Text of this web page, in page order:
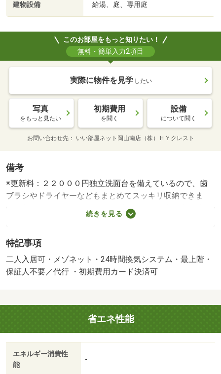
建物設備 給湯、庭、専用庭
このお部屋をもっと知りたい！
無料・簡単入力2項目
実際に物件を見学 したい
写真
をもっと見たい
初期費用
を聞く
設備
について聞く
お問い合わせ先 いい部屋ネット岡山南店（株）ＨＹクレスト
備考
※更新料：２２０００円独立洗面台を備えているので、歯
ブラシやドライヤーなどもまとめてスッキリ収納できま
す。収納はクロゼット・シューズボックス・全居室収納な
ど豊富なので、衣類や履き物の整理がしやすく便利です。
話することができます。今なら駐車場に空きあり、お車を
お持ちの方に。駐輪場が利用可能な物件です。梅雨のジメ
ジメした湿気も、エアコン付きのアパートなら安心です。
Ｋの物件はいかがでしょうか。敷地内ごみ置き場があるの
とないのでは、利便性が全く違います（＾＾）・賃貸保証
等：加入要（初期費用：賃料総額の５０％（最低保証料２
００００円）、振替手数料８５６円／月、更新料：１００
００円／年）・鍵交換代：あり２９，７００円～・維持費
等：フルサポート２４２，７５０円／月・☆クレジット決
続きを見る
特記事項
二人入居可・メゾネット・24時間換気システム・最上階・
保証人不要／代行 ・初期費用カード決済可
省エネ性能
エネルギー消費性
能
-